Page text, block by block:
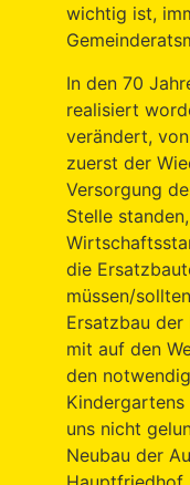
wichtig ist,
In den 70
realisiert
verändert,
zuerst der
Versorgung
Stelle
die
müssen/
Ersatzbau
mit auf den
den
uns nicht
Neubau der